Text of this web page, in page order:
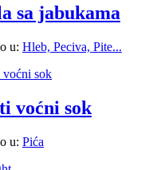
sa jabukama
u: Hleb, Peciva, Pite...
voćni sok
u: Pića